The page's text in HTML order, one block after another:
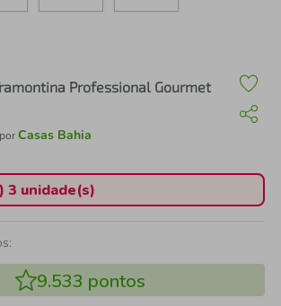
Professional Gourmet
Casas Bahia
3 unidade(s)
9.533 pontos